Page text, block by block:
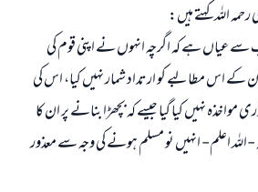
اللہ کہتے ہیں:
عیاں ہے کہ اگرچہ انہوں نے اپنی قوم کی
کے اس مطالبے کو ارتداد شمار نہیں کیا، اس کی
نہیں کیا گیا جیسے کہ بچھڑا بنانے پر ان کا
-اللہ اعلم- انہیں نو مسلم ہونے کی وجہ سے معذور